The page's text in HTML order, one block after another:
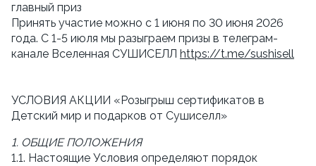
главный приз
Принять участие можно с 1 июня по 30 июня 2026
года. С 1-5 июля мы разыграем призы в телеграм-
канале Вселенная СУШИСЕЛЛ https://t.me/sushisell
УСЛОВИЯ АКЦИИ «Розыгрыш сертификатов в
Детский мир и подарков от Сушиселл»
1. ОБЩИЕ ПОЛОЖЕНИЯ
1.1. Настоящие Условия определяют порядок